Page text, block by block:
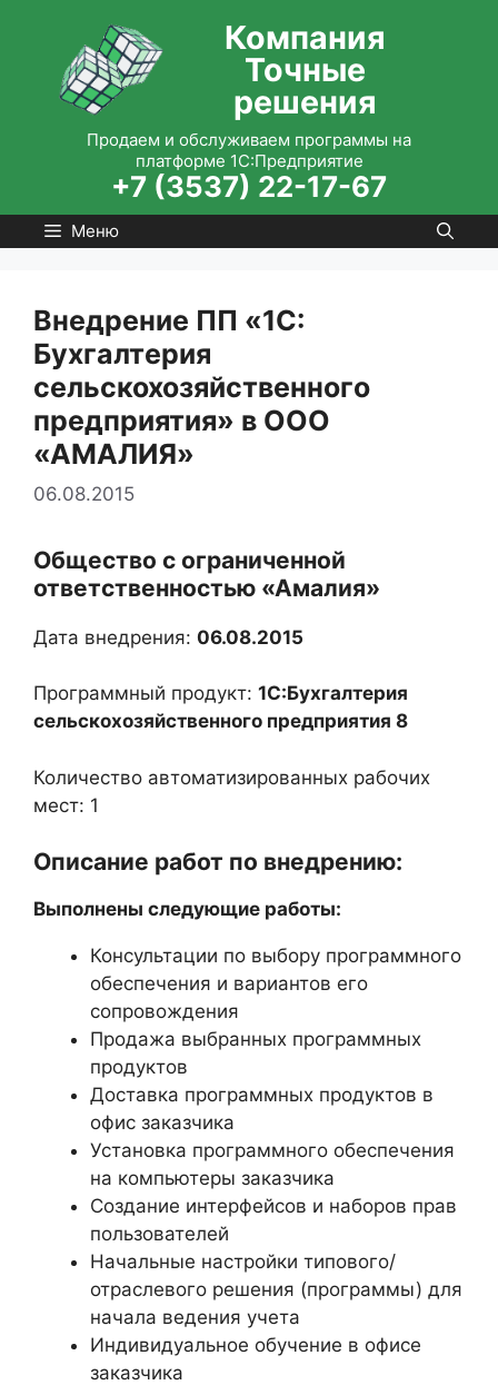
содержимому
Компания
Точные
решения
Продаем и обслуживаем программы на
платформе 1С:Предприятие
+7 (3537) 22-17-67
Меню
Внедрение ПП «1С:
Бухгалтерия
сельскохозяйственного
предприятия» в ООО
«АМАЛИЯ»
06.08.2015
Общество с ограниченной
ответственностью «Амалия»
Дата внедрения: 06.08.2015
Программный продукт: 1С:Бухгалтерия
сельскохозяйственного предприятия 8
Количество автоматизированных рабочих
мест: 1
Описание работ по внедрению:
Выполнены следующие работы:
Консультации по выбору программного
обеспечения и вариантов его
сопровождения
Продажа выбранных программных
продуктов
Доставка программных продуктов в
офис заказчика
Установка программного обеспечения
на компьютеры заказчика
Создание интерфейсов и наборов прав
пользователей
Начальные настройки типового/
отраслевого решения (программы) для
начала ведения учета
Индивидуальное обучение в офисе
заказчика